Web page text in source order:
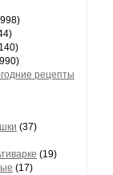
рецепты
(37)
(19)
(17)